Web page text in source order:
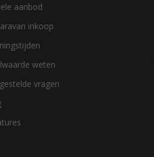
aanbod
inkoop
weten
vragen